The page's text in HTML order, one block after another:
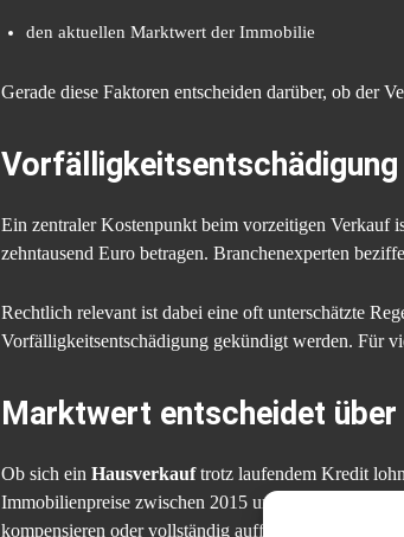
den aktuellen Marktwert der Immobilie
Gerade diese Faktoren entscheiden darüber, ob der
Ein zentraler Kostenpunkt beim vorzeitigen Verkauf
zehntausend Euro betragen. Branchenexperten
Rechtlich relevant ist dabei eine oft unterschätzte
Vorfälligkeitsentschädigung gekündigt werden. Für
Marktwert entscheidet
Ob sich ein Hausverkauftrotz laufendem Kredit
Immobilienpreise zwischen 2015 und 2022 um
kompensieren oder vollständig auffangen.